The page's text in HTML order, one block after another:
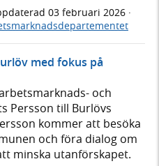
03 februari 2026 ·
med fokus på
och
Persson till Burlövs
kommer att besöka
och föra dialog om
minska utanförskapet.